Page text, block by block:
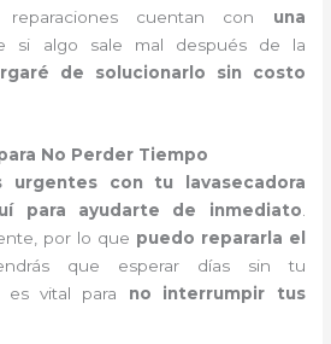
cuentan con una
si algo sale mal después de la
de solucionarlo sin costo
No Perder Tiempo
urgentes con tu lavasecadora
para ayudarte de inmediato
por lo que puedo repararla el
que esperar días sin tu
es vital para no interrumpir tus